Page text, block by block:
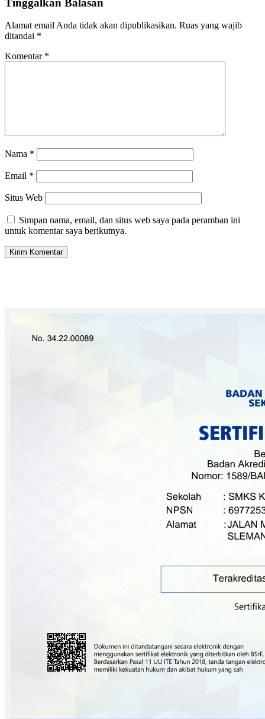
Alamat email Anda tidak akan dipublikasikan. Ruas yang wajib
ditandai *
Komentar *
Nama *
Email *
Situs Web
Simpan nama, email, dan situs web saya pada peramban ini
untuk komentar saya berikutnya.